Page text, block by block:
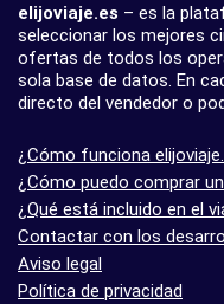
elijoviaje.es – es la
seleccionar los mejores
ofertas de todos los
sola base de datos. En
directo del vendedor o
¿Cómo funciona
¿Cómo puedo comprar
¿Qué está incluido en el
Contactar con los
Aviso legal
Política de privacidad